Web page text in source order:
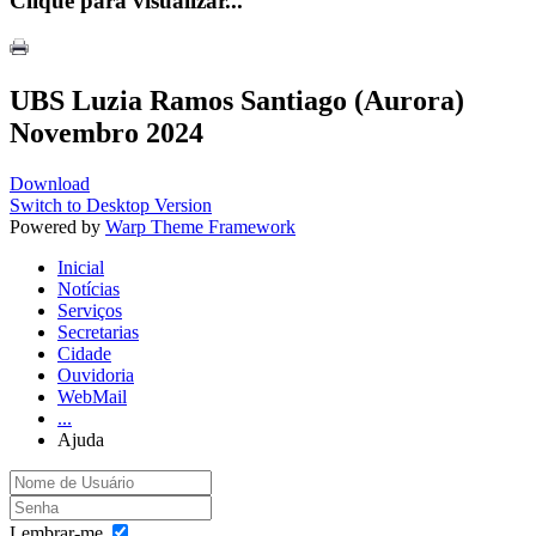
UBS Luzia Ramos Santiago (Aurora)
Novembro 2024
Download
Switch to Desktop Version
Powered by Warp Theme Framework
Inicial
Notícias
Serviços
Secretarias
Cidade
Ouvidoria
WebMail
...
Ajuda